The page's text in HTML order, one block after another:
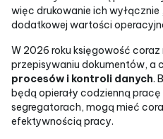
więc drukowanie ich wyłącznie
dodatkowej wartości
W 2026 roku księgowość
przepisywaniu dokumentów, a
procesów i kontroli danych.
będą opierały codzienną
segregatorach, mogą mieć
efektywnością pracy.